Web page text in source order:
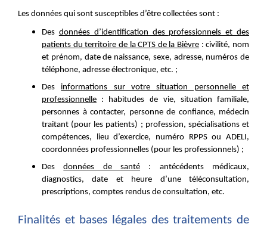
Les données qui sont susceptibles d’être collectées sont :
Des données d’identification des professionnels et des
patients du territoire de la CPTS de la Bièvre : civilité, nom
et prénom, date de naissance, sexe, adresse, numéros de
téléphone, adresse électronique, etc. ;
Des informations sur votre situation personnelle et
professionnelle : habitudes de vie, situation familiale,
personnes à contacter, personne de confiance, médecin
traitant (pour les patients) ; profession, spécialisations et
compétences, lieu d’exercice, numéro RPPS ou ADELI,
coordonnées professionnelles (pour les professionnels) ;
Desdonnées de santé : antécédents médicaux,
diagnostics, date et heure d’une téléconsultation,
prescriptions, comptes rendus de consultation, etc.
Finalités et bases légales des traitements de